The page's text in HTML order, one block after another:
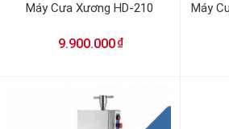
Máy Cưa Xương HD-210
9.900.000 ₫
Máy